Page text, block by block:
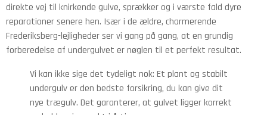
direkte vej til knirkende gulve, sprækker og i værste fald dyre
reparationer senere hen. Især i de ældre, charmerende
Frederiksberg-lejligheder ser vi gang på gang, at en grundig
forberedelse af undergulvet er nøglen til et perfekt resultat.
Vi kan ikke sige det tydeligt nok: Et plant og stabilt
undergulv er den bedste forsikring, du kan give dit
nye trægulv. Det garanterer, at gulvet ligger korrekt